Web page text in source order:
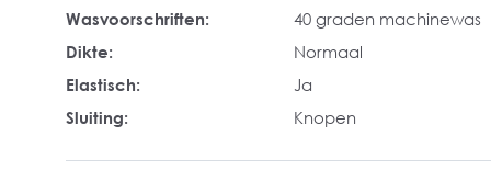
Wasvoorschriften:
40 graden machinewas
Dikte:
Normaal
Elastisch:
Ja
Sluiting:
Knopen